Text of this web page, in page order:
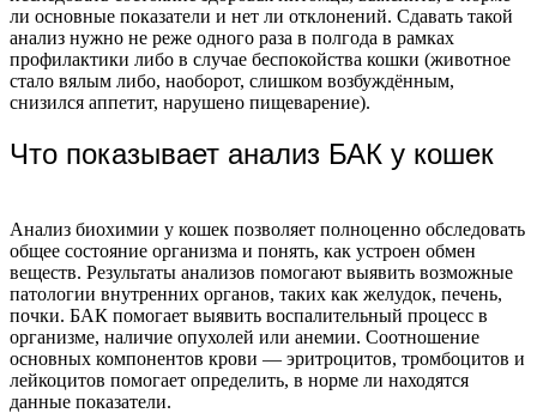
ли основные показатели и нет ли отклонений. Сдавать такой
анализ нужно не реже одного раза в полгода в рамках
профилактики либо в случае беспокойства кошки (животное
стало вялым либо, наоборот, слишком возбуждённым,
снизился аппетит, нарушено пищеварение).
Что показывает анализ БАК у кошек
Анализ биохимии у кошек позволяет полноценно обследовать
общее состояние организма и понять, как устроен обмен
веществ. Результаты анализов помогают выявить возможные
патологии внутренних органов, таких как желудок, печень,
почки. БАК помогает выявить воспалительный процесс в
организме, наличие опухолей или анемии. Соотношение
основных компонентов крови — эритроцитов, тромбоцитов и
лейкоцитов помогает определить, в норме ли находятся
данные показатели.